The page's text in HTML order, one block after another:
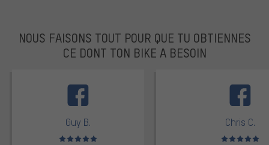
NOUS FAISONS TOUT POUR QUE TU OBTIENNES
CE DONT TON BIKE A BESOIN
Guy B.
Note moyenne : 5 sur 5
Chris C.
Note moyenne :